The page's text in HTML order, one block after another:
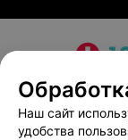
О проекте
Наш сайт
удобства